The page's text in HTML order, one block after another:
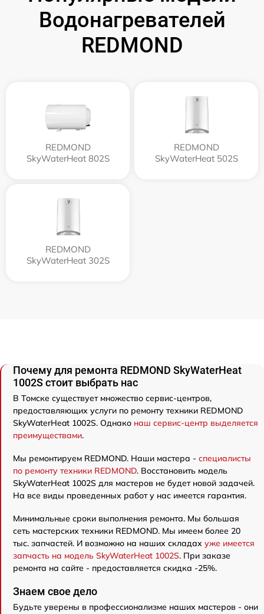
Водонагревателей
REDMOND
REDMOND
SkyWaterHeat 802S
REDMOND
SkyWaterHeat 502S
REDMOND
SkyWaterHeat 302S
Почему для ремонта REDMOND SkyWaterHeat
1002S стоит выбрать нас
В Томске существует множество сервис-центров,
предоставляющих услуги по ремонту техники REDMOND
SkyWaterHeat 1002S. Однако наш сервис-центр выделяется
преимуществами.
Мы ремонтируем REDMOND. Наши мастера - специалисты
по ремонту техники REDMOND. Восстановить модель
SkyWaterHeat 1002S для мастеров не будет новой задачей.
На все виды проведенных работ у нас имеется гарантия.
Минимальные сроки выполнения ремонта. Мы большая
сеть мастерских техники REDMOND. Мы имеем более 20
тыс. запчастей. И возможно на наших складах уже имеется
запчасть на модель SkyWaterHeat 1002S. При заказе
ремонта на сайте - предоставляется скидка -25%.
Знаем свое дело
Будьте уверены в профессионализме наших мастеров - они